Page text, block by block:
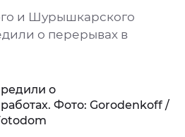
и Шурышкарского
о перерывах в